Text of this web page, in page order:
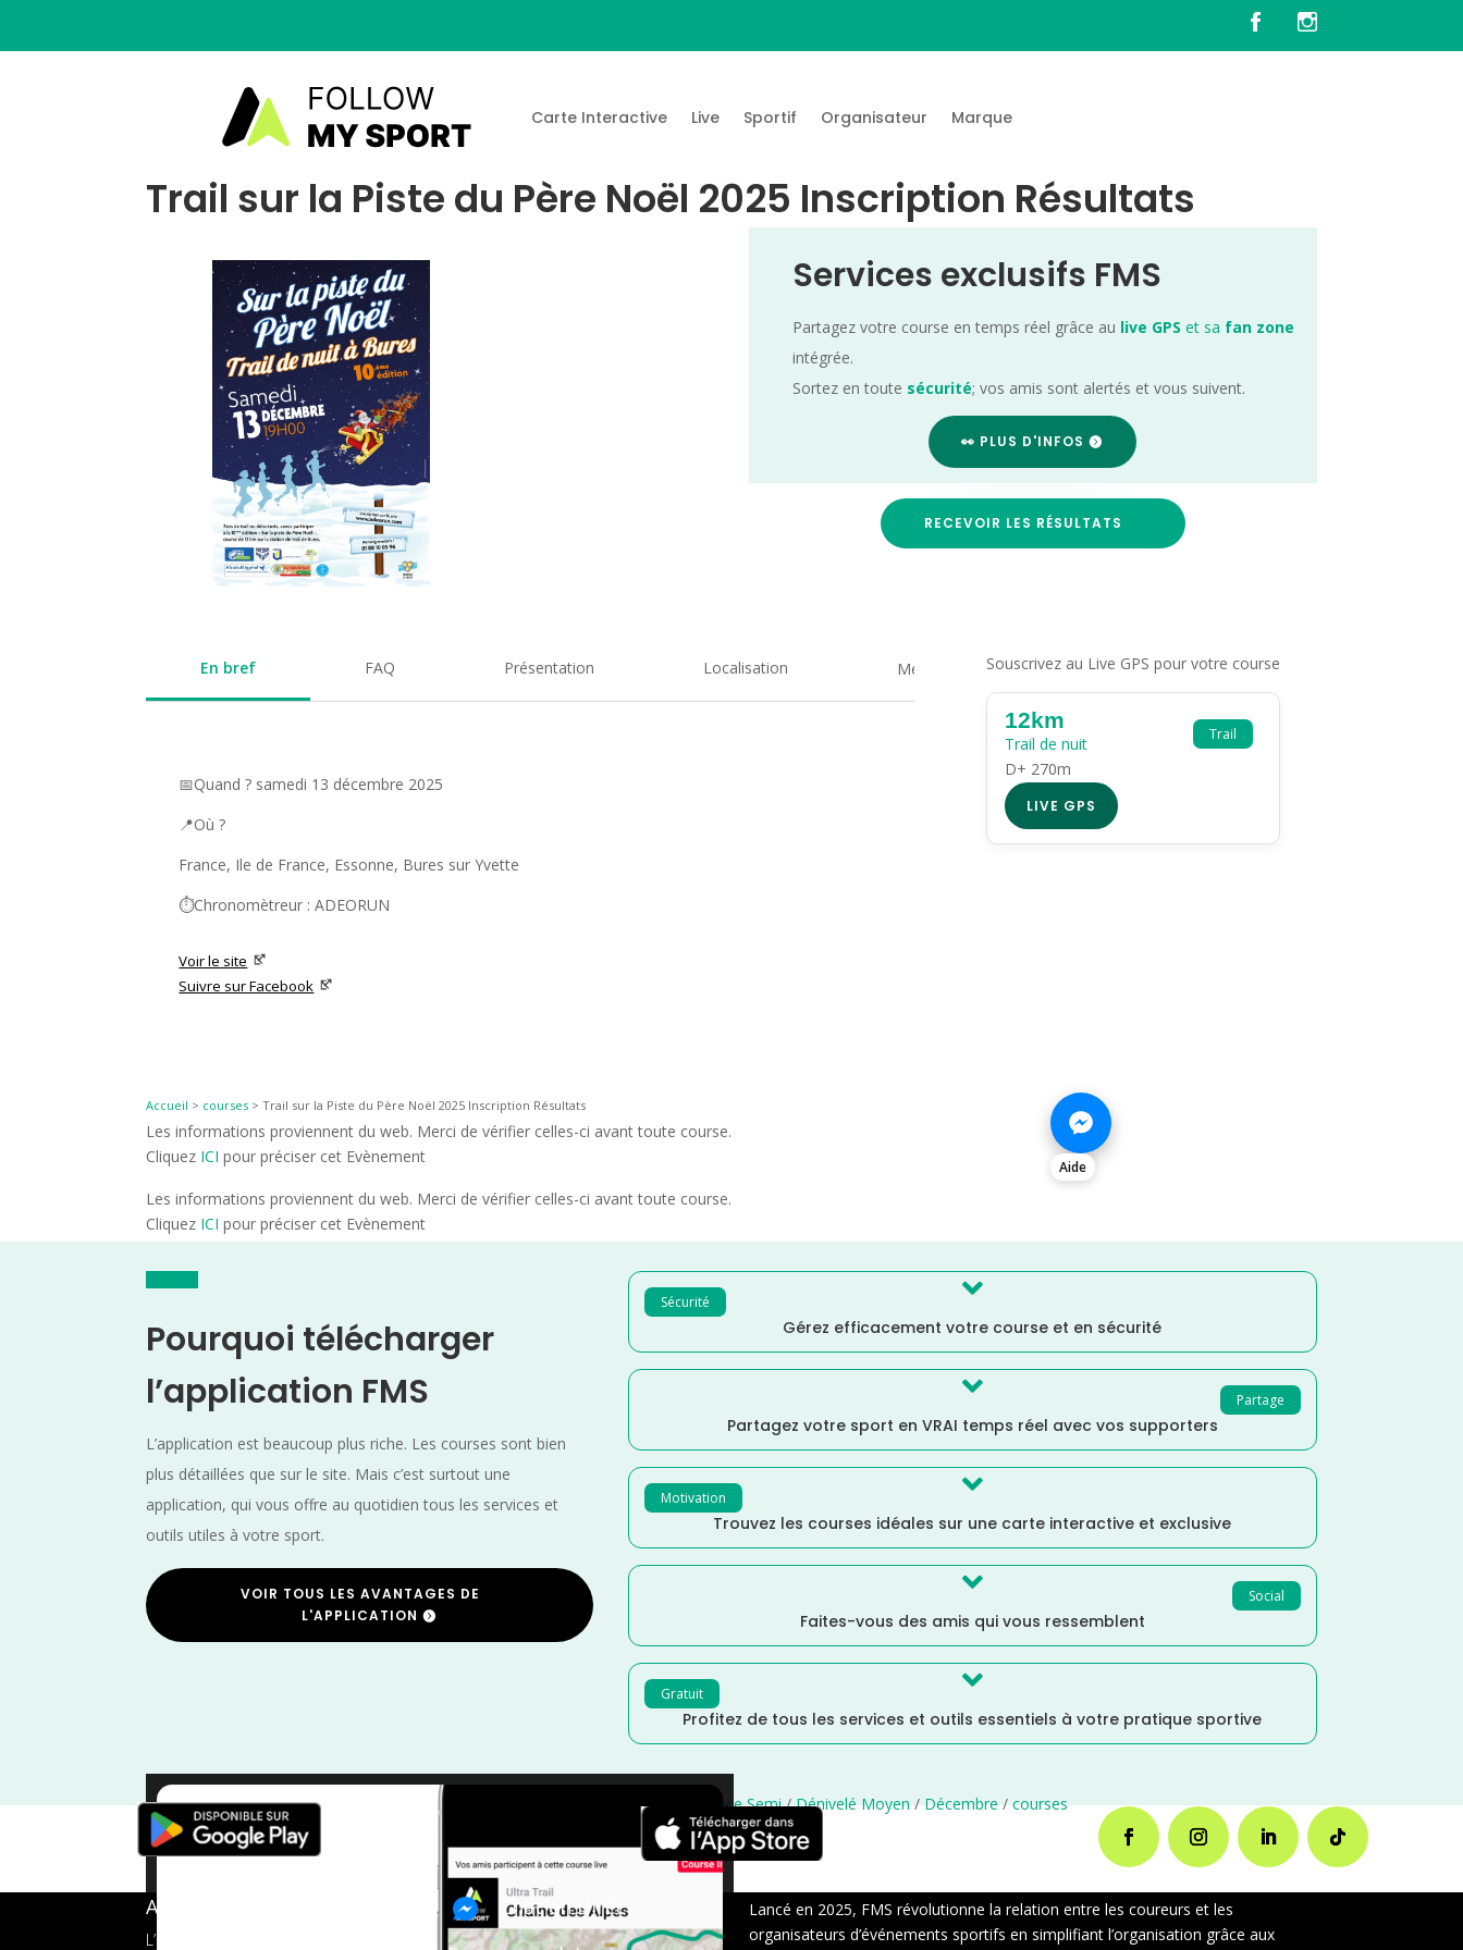
Carte Interactive Live Sportif Organisateur Marque
Trail sur la Piste du Père Noël 2025 Inscription Résultats
Services exclusifs FMS
Partagez votre course en temps réel grâce au live GPS et sa fan zone
intégrée.
Sortez en toute sécurité; vos amis sont alertés et vous suivent.
👀 PLUS D'INFOS
RECEVOIR LES RÉSULTATS
En bref FAQ Présentation Localisation Medias
📅Quand ? samedi 13 décembre 2025
📍Où ?
France, Ile de France, Essonne, Bures sur Yvette
⏱️Chronomètreur : ADEORUN
Voir le site
Suivre sur Facebook
Souscrivez au Live GPS pour votre course
Trail
12km
Trail de nuit
D+ 270m
LIVE GPS
Accueil > courses >Trail sur la Piste du Père Noël 2025 Inscription Résultats
Les informations proviennent du web. Merci de vérifier celles-ci avant toute course.
Cliquez ICI pour préciser cet Evènement
Les informations proviennent du web. Merci de vérifier celles-ci avant toute course.
Cliquez ICI pour préciser cet Evènement
Aide
Pourquoi télécharger
l’application FMS
L’application est beaucoup plus riche. Les courses sont bien
plus détaillées que sur le site. Mais c’est surtout une
application, qui vous offre au quotidien tous les services et
outils utiles à votre sport.
VOIR TOUS LES AVANTAGES DE
L'APPLICATION
Sécurité 
Gérez efficacement votre course et en sécurité
Partage

Partagez votre sport en VRAI temps réel avec vos supporters
Motivation 
Trouvez les courses idéales sur une carte interactive et exclusive
Social

Faites-vous des amis qui vous ressemblent
Gratuit 
Profitez de tous les services et outils essentiels à votre pratique sportive
×
Essonne Distance Semi/Dénivelé Moyen/Décembre/courses
A propos de FMS
L’application tout-en-un pour les
Chat en Direct
Lancé en 2025, FMS révolutionne la relation entre les coureurs et les
organisateurs d’événements sportifs en simplifiant l’organisation grâce aux